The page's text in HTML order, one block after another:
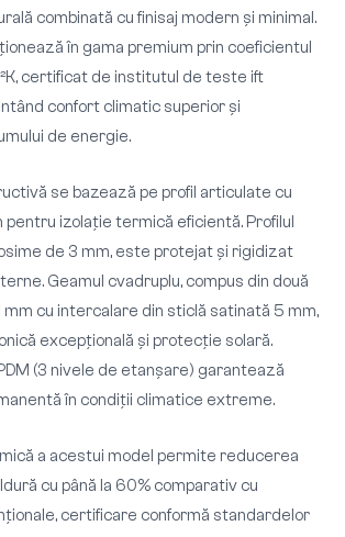
combinată cu finisaj modern și minimal.
în gama premium prin coeficientul
certificat de institutul de teste ift
confort climatic superior și
de energie.
se bazează pe profil articulate cu
izolație termică eficientă. Profilul
de 3 mm, este protejat și rigidizat
Geamul cvadruplu, compus din două
mm cu intercalare din sticlă satinată 5 mm,
excepțională și protecție solară.
(3 nivele de etanșare) garantează
în condiții climatice extreme.
a acestui model permite reducerea
cu până la 60% comparativ cu
certificare conformă standardelor